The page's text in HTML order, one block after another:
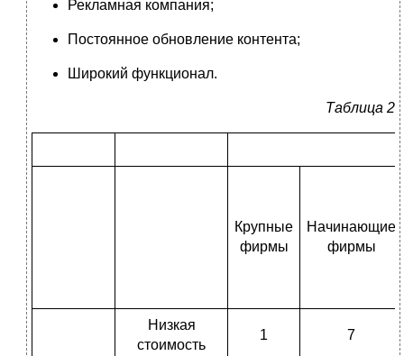
Рекламная компания;
Постоянное обновление контента;
Широкий функционал.
Таблица 2
Крупные
фирмы
Начинающие
фирмы
Низкая
стоимость
1 7